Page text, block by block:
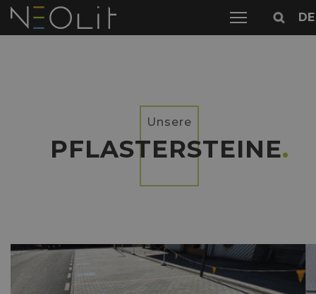
DE
Unsere
PFLASTERSTEINE.